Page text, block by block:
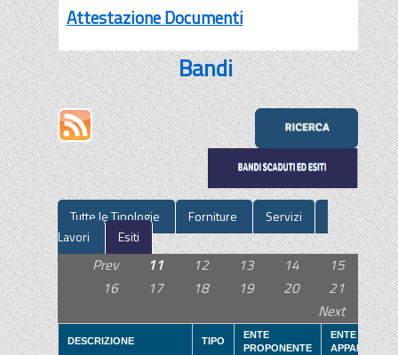
Attestazione Documenti
Bandi
Tutte le Tipologie Forniture
Servizi
Lavori
Esiti
Prev 11 12 13 14
15
16
17 18 19 20
21
Next
DESCRIZIONE TIPO
ENTE
PROPONENTE
ENTE
APPALTANTE